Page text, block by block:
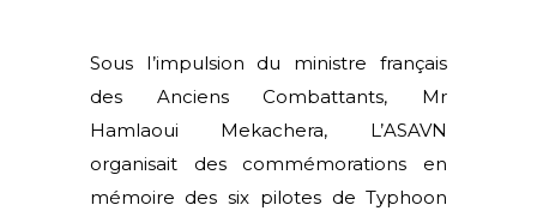
Sous I’impulsion du ministre français
des Anciens Combattants, Mr
Hamlaoui Mekachera, L’ASAVN
organisait des commémorations en
mémoire des six pilotes de Typhoon